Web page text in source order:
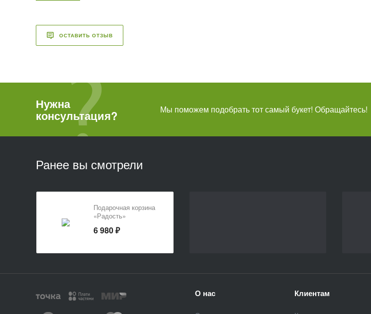
ОСТАВИТЬ ОТЗЫВ
Нужна
консультация? Мы поможем подобрать тот самый букет! Обращайтесь!
Ранее вы смотрели
Подарочная корзина
«Радость»
6 980 ₽
О нас Клиентам